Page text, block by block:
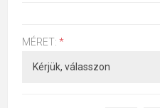
MÉRET: *